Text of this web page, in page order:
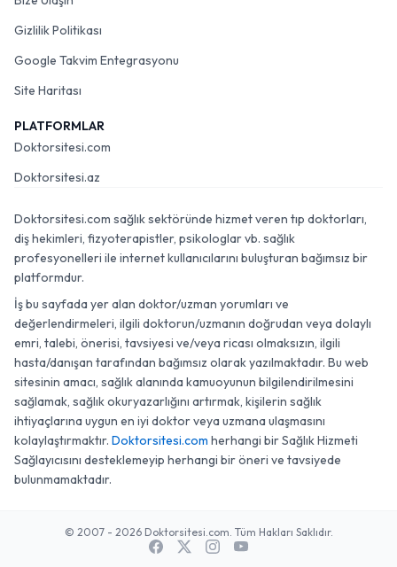
Gizlilik Politikası
Google Takvim Entegrasyonu
Site Haritası
PLATFORMLAR
Doktorsitesi.com
Doktorsitesi.az
Doktorsitesi.com sağlık sektöründe hizmet veren tıp doktorları,
diş hekimleri, fizyoterapistler, psikologlar vb. sağlık
profesyonelleri ile internet kullanıcılarını buluşturan bağımsız bir
platformdur.
İş bu sayfada yer alan doktor/uzman yorumları ve
değerlendirmeleri, ilgili doktorun/uzmanın doğrudan veya dolaylı
emri, talebi, önerisi, tavsiyesi ve/veya ricası olmaksızın, ilgili
hasta/danışan tarafından bağımsız olarak yazılmaktadır. Bu web
sitesinin amacı, sağlık alanında kamuoyunun bilgilendirilmesini
sağlamak, sağlık okuryazarlığını artırmak, kişilerin sağlık
ihtiyaçlarına uygun en iyi doktor veya uzmana ulaşmasını
kolaylaştırmaktır. Doktorsitesi.com herhangi bir Sağlık Hizmeti
Sağlayıcısını desteklemeyip herhangi bir öneri ve tavsiyede
bulunmamaktadır.
© 2007 - 2026 Doktorsitesi.com. Tüm Hakları Saklıdır.